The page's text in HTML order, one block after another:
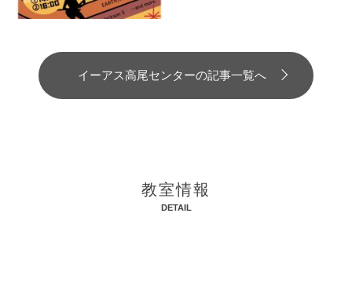
イーアス高尾センターの記事一覧へ
教室情報
DETAIL